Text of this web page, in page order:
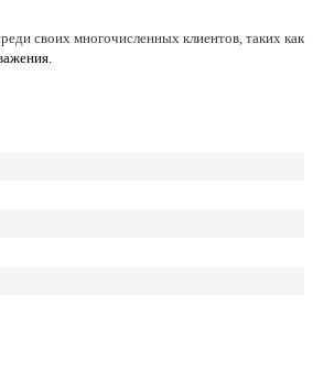
своих многочисленных клиентов, таких как